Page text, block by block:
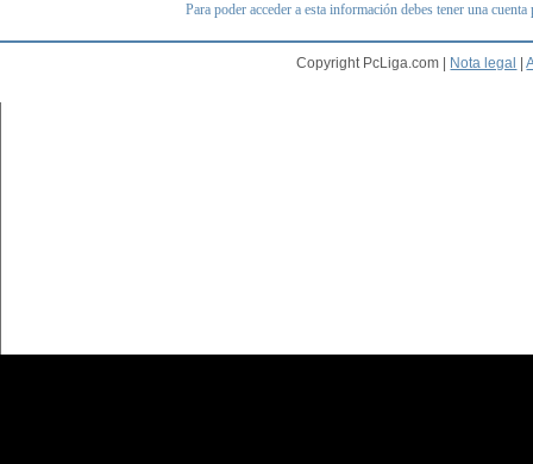
Para poder acceder a esta información debes tener una
Copyright PcLiga.com | Nota legal |